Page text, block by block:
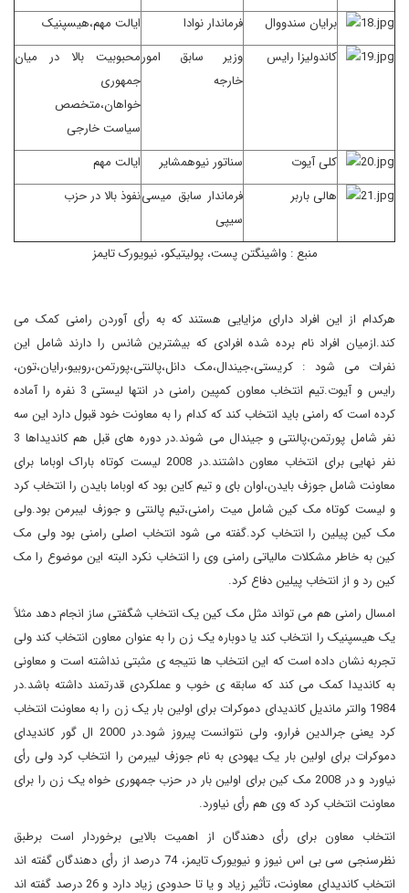
برایان سندووال
فرماندار نوادا
ایالت مهم،هیسپنیک
کاندولیزا رایس
وزیر سابق امور
خارجه
محبوبیت بالا در میان
جمهوری
خواهان،متخصص
سیاست خارجی
کلی آیوت
سناتور نیوهمشایر
ایالت مهم
هالی باربر
فرماندار سابق میسی
سیپی
نفوذ بالا در حزب
منبع : واشینگتن پست، پولیتیکو، نیویورک تایمز
هرکدام از این افراد دارای مزایایی هستند که به رأی آوردن رامنی کمک می
کند.ازمیان افراد نام برده شده افرادی که بیشترین شانس را دارند شامل این
نفرات می شود : کریستی،جیندال،مک دانل،پالنتی،پورتمن،روبیو،رایان،تون،
رایس و آیوت.تیم انتخاب معاون کمپین رامنی در انتها لیستی 3 نفره را آماده
کرده است که رامنی باید انتخاب کند که کدام را به معاونت خود قبول دارد این سه
نفر شامل پورتمن،پالنتی و جیندال می شوند.در دوره های قبل هم کاندیداها 3
نفر نهایی برای انتخاب معاون داشتند.در 2008 لیست کوتاه باراک اوباما برای
معاونت شامل جوزف بایدن،اوان بای و تیم کاین بود که اوباما بایدن را انتخاب کرد
و لیست کوتاه مک کین شامل میت رامنی،تیم پالنتی و جوزف لیبرمن بود.ولی
مک کین پیلین را انتخاب کرد.گفته می شود انتخاب اصلی رامنی بود ولی مک
کین به خاطر مشکلات مالیاتی رامنی وی را انتخاب نکرد البته این موضوع را مک
کین رد و از انتخاب پیلین دفاع کرد.
امسال رامنی هم می تواند مثل مک کین یک انتخاب شگفتی ساز انجام دهد مثلاً
یک هیسپنیک را انتخاب کند یا دوباره یک زن را به عنوان معاون انتخاب کند ولی
تجربه نشان داده است که این انتخاب ها نتیجه ی مثبتی نداشته است و معاونی
به کاندیدا کمک می کند که سابقه ی خوب و عملکردی قدرتمند داشته باشد.در
1984 والتر ماندیل کاندیدای دموکرات برای اولین بار یک زن را به معاونت انتخاب
کرد یعنی جرالدین فرارو، ولی نتوانست پیروز شود.در 2000 ال گور کاندیدای
دموکرات برای اولین بار یک یهودی به نام جوزف لیبرمن را انتخاب کرد ولی رأی
نیاورد و در 2008 مک کین برای اولین بار در حزب جمهوری خواه یک زن را برای
معاونت انتخاب کرد که وی هم رأی نیاورد.
انتخاب معاون برای رأی دهندگان از اهمیت بالایی برخوردار است برطبق
نظرسنجی سی بی اس نیوز و نیویورک تایمز، 74 درصد از رأی دهندگان گفته اند
انتخاب کاندیدای معاونت، تأثیر زیاد و یا تا حدودی زیاد دارد و 26 درصد گفته اند